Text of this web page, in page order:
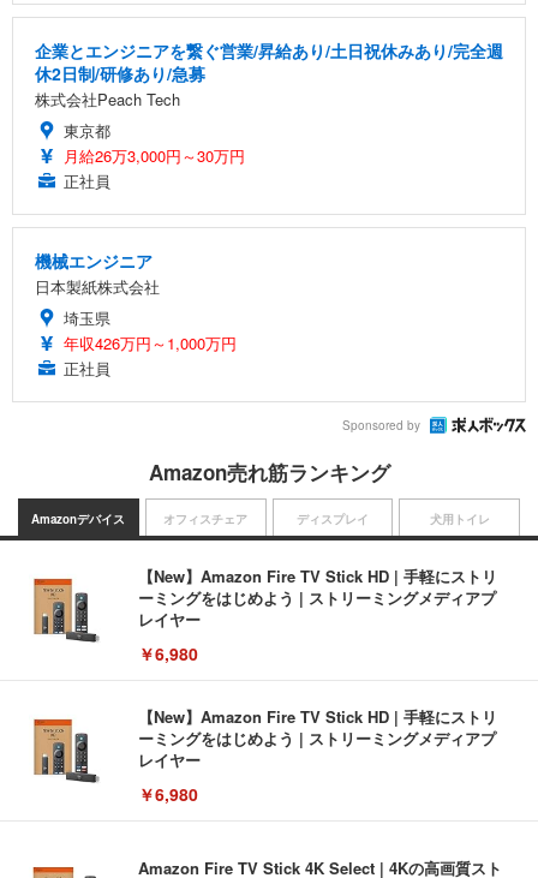
企業とエンジニアを繋ぐ営業/昇給あり/土日祝休みあり/完全週
休2日制/研修あり/急募
株式会社Peach Tech
東京都
月給26万3,000円～30万円
正社員
機械エンジニア
日本製紙株式会社
埼玉県
年収426万円～1,000万円
正社員
Sponsored by
Amazon売れ筋ランキング
Amazonデバイス
【New】Amazon Fire TV Stick HD | 手軽にストリ
ーミングをはじめよう | ストリーミングメディアプ
レイヤー
￥6,980
【New】Amazon Fire TV Stick HD | 手軽にストリ
ーミングをはじめよう | ストリーミングメディアプ
レイヤー
￥6,980
Amazon Fire TV Stick 4K Select | 4Kの高画質スト
オフィスチェア ディスプレイ 犬用トイレ